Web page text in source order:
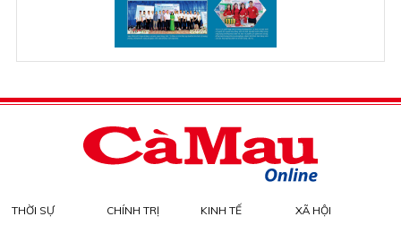
THỜI SỰ CHÍNH TRỊ KINH TẾ XÃ HỘI